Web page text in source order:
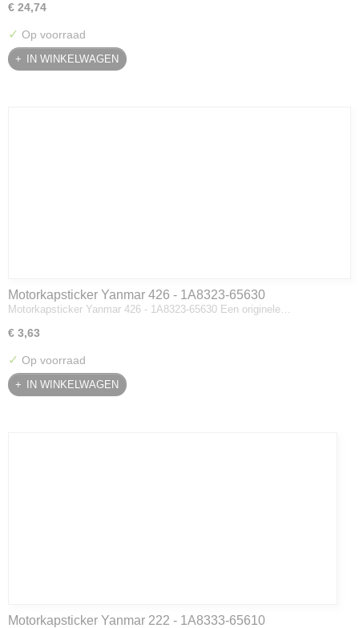
€ 24,74
✓ Op voorraad
IN WINKELWAGEN
Motorkapsticker Yanmar 426 - 1A8323-65630
Motorkapsticker Yanmar 426 - 1A8323-65630 Een originele…
€ 3,63
✓ Op voorraad
IN WINKELWAGEN
Motorkapsticker Yanmar 222 - 1A8333-65610